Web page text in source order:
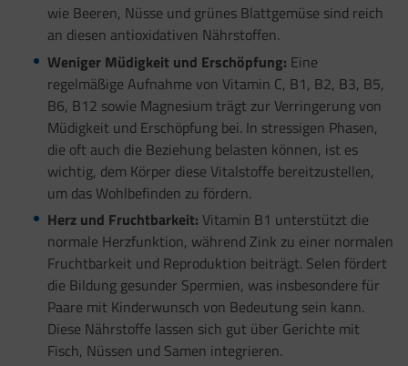
wie Beeren, Nüsse und grünes Blattgemüse sind reich
an diesen antioxidativen Nährstoffen.
Weniger Müdigkeit und Erschöpfung: Eine
regelmäßige Aufnahme von Vitamin C, B1, B2, B3, B5,
B6, B12 sowie Magnesium trägt zur Verringerung von
Müdigkeit und Erschöpfung bei. In stressigen Phasen,
die oft auch die Beziehung belasten können, ist es
wichtig, dem Körper diese Vitalstoffe bereitzustellen,
um das Wohlbefinden zu fördern.
Herz und Fruchtbarkeit: Vitamin B1 unterstützt die
normale Herzfunktion, während Zink zu einer normalen
Fruchtbarkeit und Reproduktion beiträgt. Selen fördert
die Bildung gesunder Spermien, was insbesondere für
Paare mit Kinderwunsch von Bedeutung sein kann.
Diese Nährstoffe lassen sich gut über Gerichte mit
Fisch, Nüssen und Samen integrieren.